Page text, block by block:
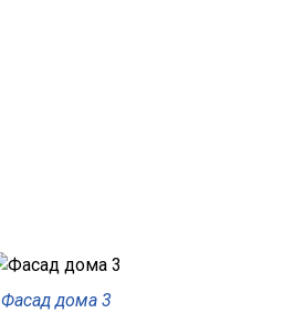
Фасад дома 3